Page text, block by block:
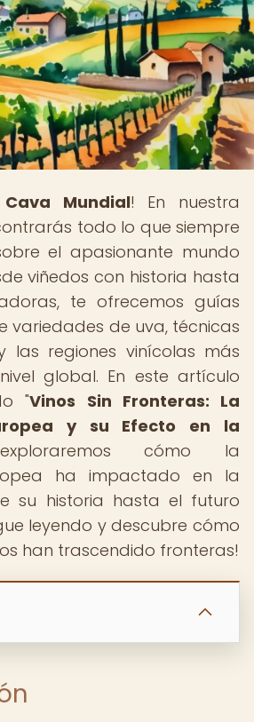
Cava Mundial! En nuestra
todo lo que siempre
el apasionante mundo
viñedos con historia hasta
te ofrecemos guías
variedades de uva, técnicas
las regiones vinícolas más
global. En este artículo
"Vinos Sin Fronteras: La
y su Efecto en la
cómo la
ha impactado en la
su historia hasta el futuro
leyendo y descubre cómo
han trascendido fronteras!